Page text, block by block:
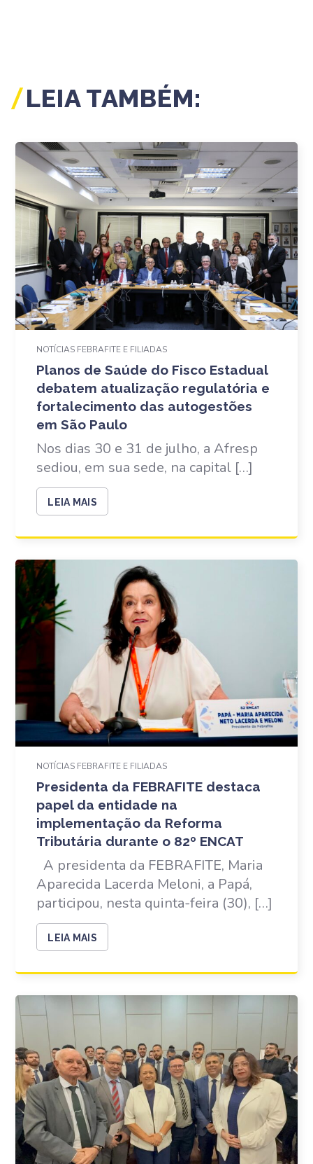
LEIA TAMBÉM:
NOTÍCIAS FEBRAFITE E FILIADAS
Planos de Saúde do Fisco Estadual
debatem atualização regulatória e
fortalecimento das autogestões
em São Paulo
Nos dias 30 e 31 de julho, a Afresp
sediou, em sua sede, na capital […]
LEIA MAIS
NOTÍCIAS FEBRAFITE E FILIADAS
Presidenta da FEBRAFITE destaca
papel da entidade na
implementação da Reforma
Tributária durante o 82º ENCAT
A presidenta da FEBRAFITE, Maria
Aparecida Lacerda Meloni, a Papá,
participou, nesta quinta-feira (30), […]
LEIA MAIS